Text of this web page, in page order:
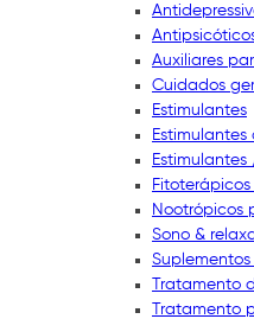
Auxiliares
Cuidados
Estimulantes
Nootrópicos
Sono &
Tratamento
Tratamento